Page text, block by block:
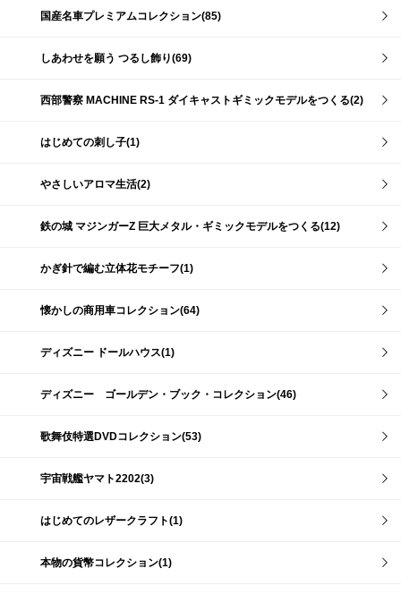
国産名車プレミアムコレクション(85)
しあわせを願う つるし飾り(69)
西部警察 MACHINE RS-1 ダイキャストギミックモデルをつくる(2)
はじめての刺し子(1)
やさしいアロマ生活(2)
鉄の城 マジンガーZ 巨大メタル・ギミックモデルをつくる(12)
かぎ針で編む立体花モチーフ(1)
懐かしの商用車コレクション(64)
ディズニー ドールハウス(1)
ディズニー ゴールデン・ブック・コレクション(46)
歌舞伎特選DVDコレクション(53)
宇宙戦艦ヤマト2202(3)
はじめてのレザークラフト(1)
本物の貨幣コレクション(1)